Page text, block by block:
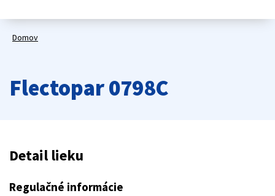
Domov
Flectopar 0798C
Detail lieku
Regulačné informácie